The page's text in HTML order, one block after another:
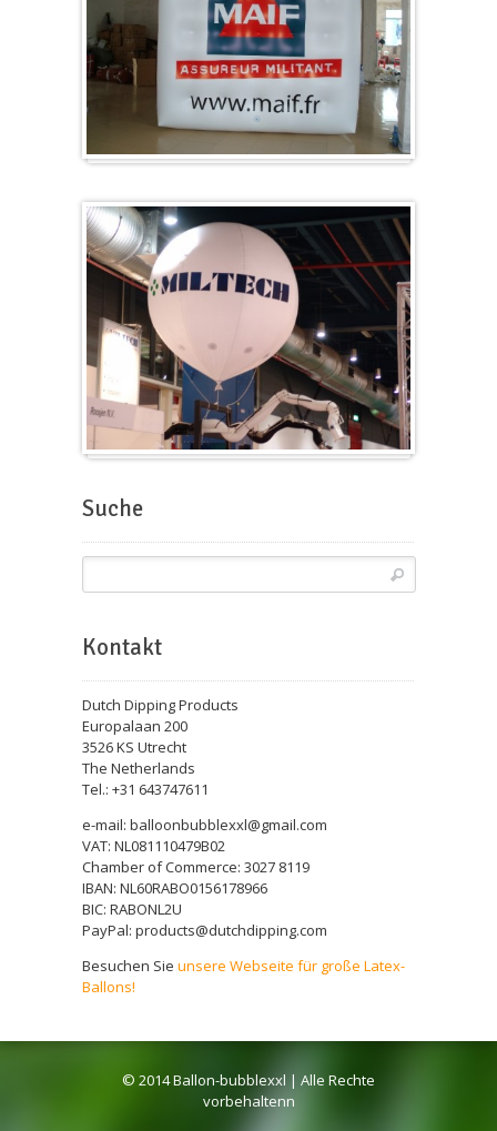
Suche
Kontakt
Dutch Dipping Products
Europalaan 200
3526 KS Utrecht
The Netherlands
Tel.: +31 643747611
e-mail: balloonbubblexxl@gmail.com
VAT: NL081110479B02
Chamber of Commerce: 3027 8119
IBAN: NL60RABO0156178966
BIC: RABONL2U
PayPal: products@dutchdipping.com
Besuchen Sie unsere Webseite für große Latex-
Ballons!
© 2014 Ballon-bubblexxl | Alle Rechte
vorbehaltenn